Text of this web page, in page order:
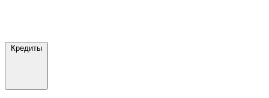
Кредиты